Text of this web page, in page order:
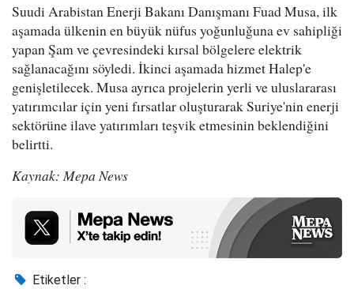
Suudi Arabistan Enerji Bakanı Danışmanı Fuad Musa, ilk
aşamada ülkenin en büyük nüfus yoğunluğuna ev sahipliği
yapan Şam ve çevresindeki kırsal bölgelere elektrik
sağlanacağını söyledi. İkinci aşamada hizmet Halep'e
genişletilecek. Musa ayrıca projelerin yerli ve uluslararası
yatırımcılar için yeni fırsatlar oluşturarak Suriye'nin enerji
sektörüne ilave yatırımları teşvik etmesinin beklendiğini
belirtti.
Kaynak: Mepa News
Etiketler :